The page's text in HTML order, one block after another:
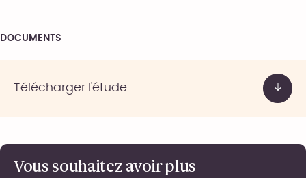
DOCUMENTS
Télécharger l'étude
Vous souhaitez avoir plus